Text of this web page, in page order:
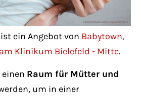
- 5:00pm(GMT +1)
ist ein Angebot von Babytown,
Klinikum Bielefeld - Mitte.
Raum für Mütter und
um in einer